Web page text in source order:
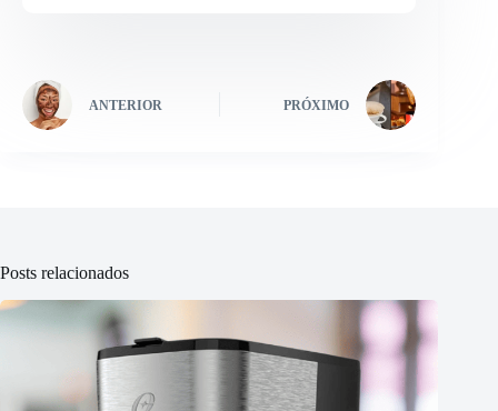
ANTERIOR PRÓXIMO
Posts relacionados